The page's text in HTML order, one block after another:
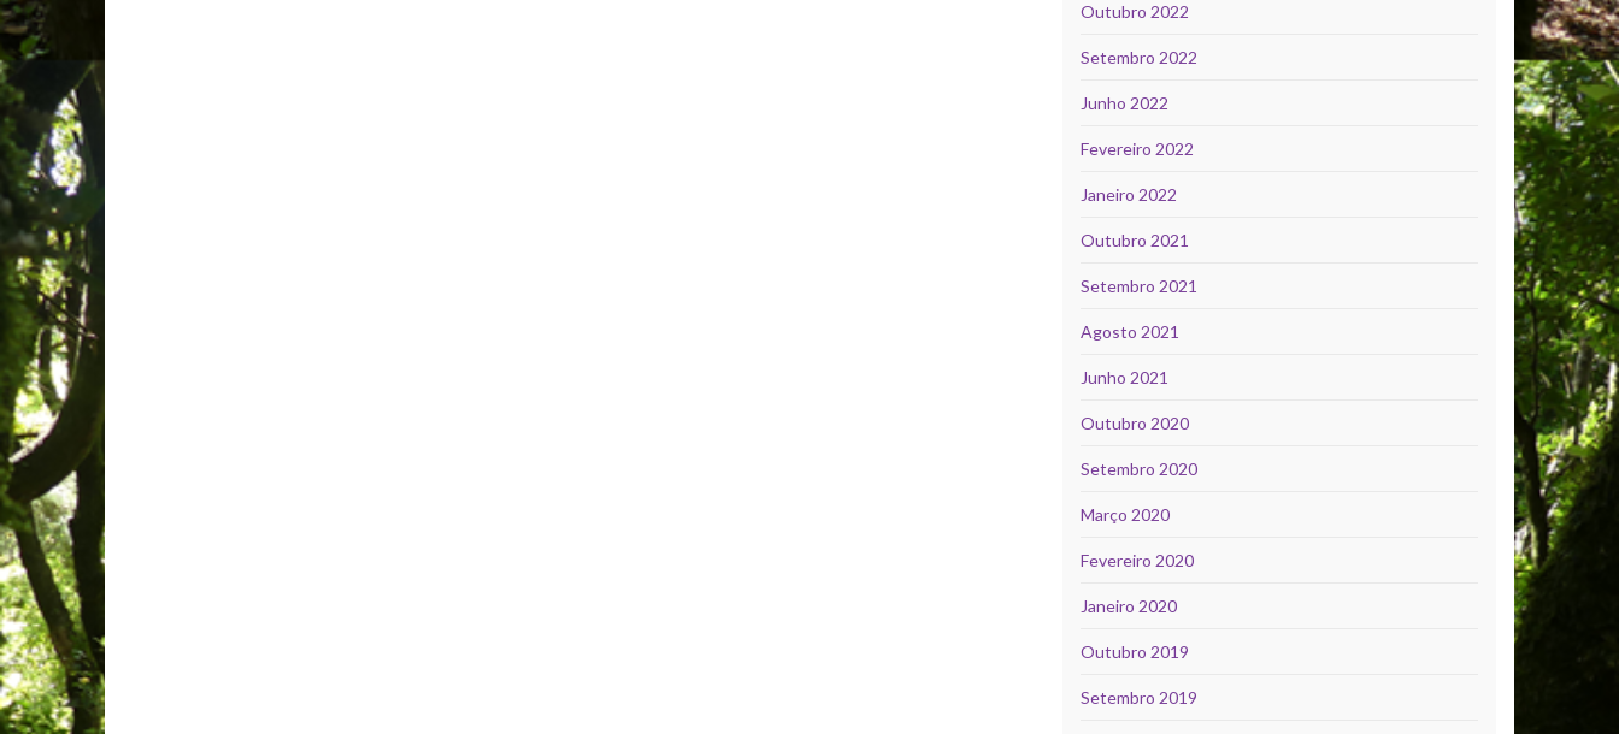
Outubro 2022
Setembro 2022
Junho 2022
Fevereiro 2022
Janeiro 2022
Outubro 2021
Setembro 2021
Agosto 2021
Junho 2021
Outubro 2020
Setembro 2020
Março 2020
Fevereiro 2020
Janeiro 2020
Outubro 2019
Setembro 2019